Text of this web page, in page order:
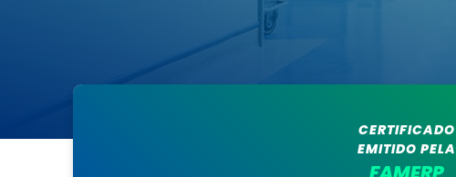
CERTIFICADO
EMITIDO PELA